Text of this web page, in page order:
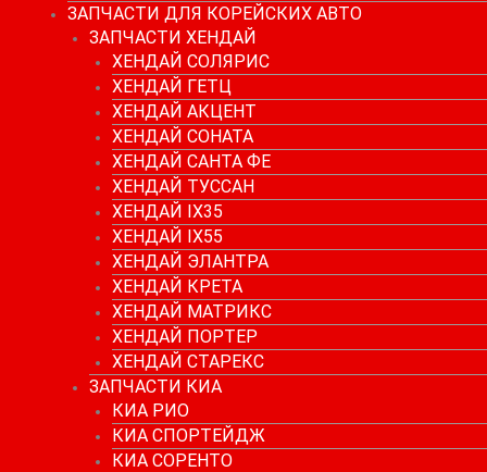
ЗАПЧАСТИ ДЛЯ КОРЕЙСКИХ АВТО
ЗАПЧАСТИ ХЕНДАЙ
ХЕНДАЙ СОЛЯРИС
ХЕНДАЙ ГЕТЦ
ХЕНДАЙ АКЦЕНТ
ХЕНДАЙ СОНАТА
ХЕНДАЙ САНТА ФЕ
ХЕНДАЙ ТУССАН
ХЕНДАЙ IX35
ХЕНДАЙ IX55
ХЕНДАЙ ЭЛАНТРА
ХЕНДАЙ КРЕТА
ХЕНДАЙ МАТРИКС
ХЕНДАЙ ПОРТЕР
ХЕНДАЙ СТАРЕКС
ЗАПЧАСТИ КИА
КИА РИО
КИА СПОРТЕЙДЖ
КИА СОРЕНТО